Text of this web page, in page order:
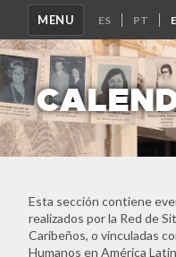
MENU
Esta sección contiene
realizados por la Red de
Caribeños, o vinculadas
Humanos en América